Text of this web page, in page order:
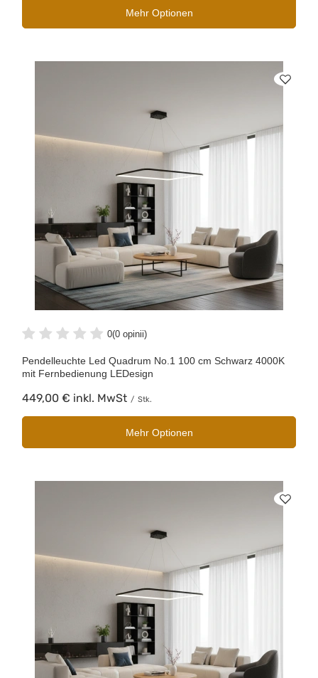
Mehr Optionen
0(0 opinii)
Pendelleuchte Led Quadrum No.1 100 cm Schwarz 4000K
mit Fernbedienung LEDesign
449,00 € inkl. MwSt / Stk.
Mehr Optionen